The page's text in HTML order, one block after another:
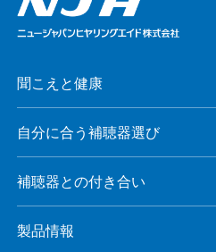
聞こえと健康
自分に合う補聴器選び
補聴器との付き合い
製品情報